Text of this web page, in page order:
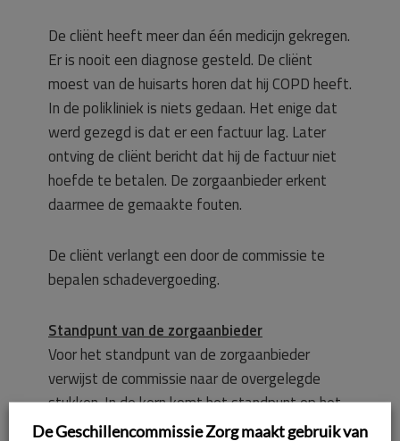
De cliënt heeft meer dan één medicijn gekregen.
Er is nooit een diagnose gesteld. De cliënt
moest van de huisarts horen dat hij COPD heeft.
In de polikliniek is niets gedaan. Het enige dat
werd gezegd is dat er een factuur lag. Later
ontving de cliënt bericht dat hij de factuur niet
hoefde te betalen. De zorgaanbieder erkent
daarmee de gemaakte fouten.
De cliënt verlangt een door de commissie te
bepalen schadevergoeding.
Standpunt van de zorgaanbieder
Voor het standpunt van de zorgaanbieder
verwijst de commissie naar de overgelegde
stukken. In de kern komt het standpunt op het
volgende neer.
De Geschillencommissie Zorg maakt gebruik van